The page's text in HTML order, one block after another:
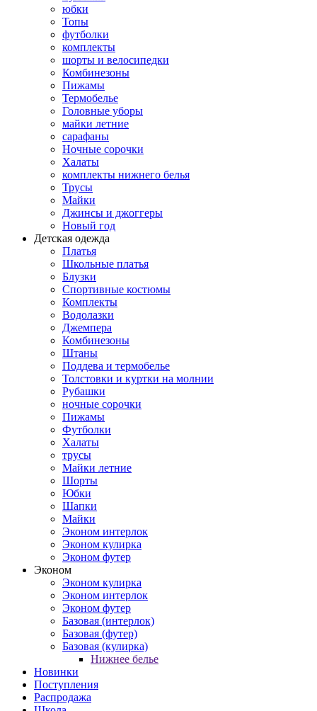
юбки
Топы
футболки
комплекты
шорты и велосипедки
Комбинезоны
Пижамы
Термобелье
Головные уборы
майки летние
сарафаны
Ночные сорочки
Халаты
комплекты нижнего белья
Трусы
Майки
Джинсы и джоггеры
Новый год
Детская одежда
Платья
Школьные платья
Блузки
Спортивные костюмы
Комплекты
Водолазки
Джемпера
Комбинезоны
Штаны
Поддева и термобелье
Толстовки и куртки на молнии
Рубашки
ночные сорочки
Пижамы
Футболки
Халаты
трусы
Майки летние
Шорты
Юбки
Шапки
Майки
Эконом интерлок
Эконом кулирка
Эконом футер
Эконом
Эконом кулирка
Эконом интерлок
Эконом футер
Базовая (интерлок)
Базовая (футер)
Базовая (кулирка)
Нижнее белье
Новинки
Поступления
Распродажа